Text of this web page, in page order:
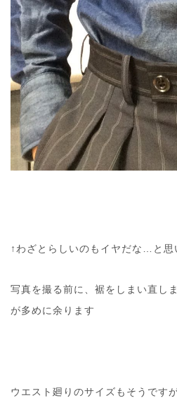
↑わざとらしいのもイヤだな…と思
写真を撮る前に、裾をしまい直し
が多めに余ります
ウエスト廻りのサイズもそうです